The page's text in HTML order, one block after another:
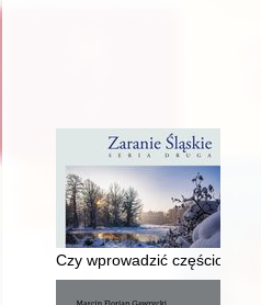
Czy wprowadzić częściową